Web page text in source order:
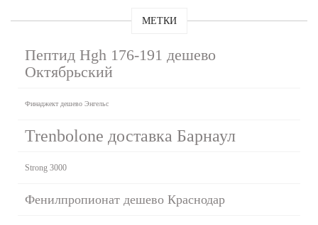
МЕТКИ
Пептид Hgh 176-191 дешево
Октябрьский
Финаджект дешево Энгельс
Trenbolone доставка Барнаул
Strong 3000
Фенилпропионат дешево Краснодар